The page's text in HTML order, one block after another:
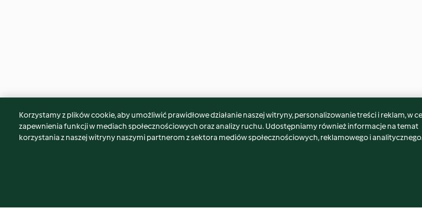
Może spodoba Ci się również...
Korzystamy z plików cookie, aby umożliwić prawidłowe działanie naszej witryny, personalizowanie treści i reklam, w
zapewnienia funkcji w mediach społecznościowych oraz analizy ruchu. Udostępniamy również informacje na temat
korzystania z naszej witryny naszymi partnerom z sektora mediów społecznościowych, reklamowego i analitycznego.